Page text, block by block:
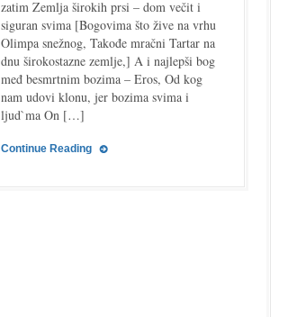
filozofije
–
citati
zatim Zemlja širokih prsi – dom večit i
siguran svima [Bogovima što žive na vrhu
Olimpa snežnog, Takođe mračni Tartar na
dnu širokostazne zemlje,] A i najlepši bog
međ besmrtnim bozima – Eros, Od kog
nam udovi klonu, jer bozima svima i
ljud`ma On […]
Continue Reading